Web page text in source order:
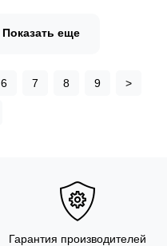
Показать еще
6 7 8 9 >
Гарантия производителей